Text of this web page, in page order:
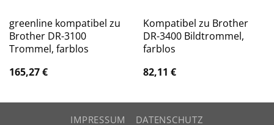
greenline kompatibel zu
Brother DR-3100
Trommel, farblos
165,27€
Kompatibel zu Brother
DR-3400 Bildtrommel,
farblos
82,11 €
IMPRESSUM DATENSCHUTZ